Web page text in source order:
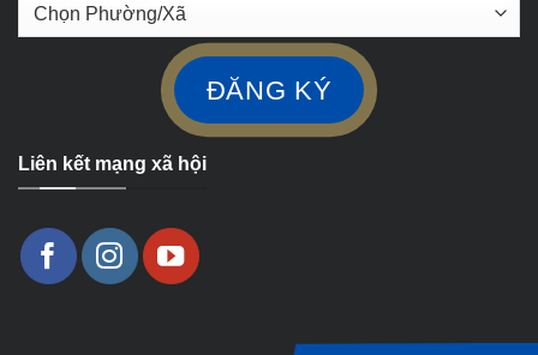
Liên kết mạng xã hội